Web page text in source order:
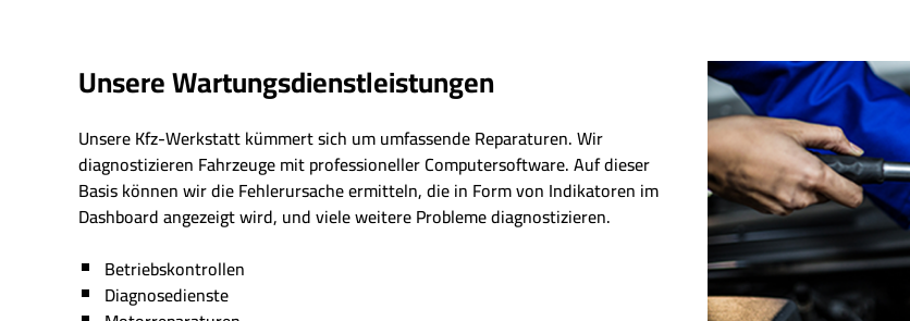
Unsere Wartungsdienstleistungen
Unsere Kfz-Werkstatt kümmert sich um umfassende Reparaturen. Wir
diagnostizieren Fahrzeuge mit professioneller Computersoftware. Auf dieser
Basis können wir die Fehlerursache ermitteln, die in Form von Indikatoren im
Dashboard angezeigt wird, und viele weitere Probleme diagnostizieren.
Betriebskontrollen
Diagnosedienste